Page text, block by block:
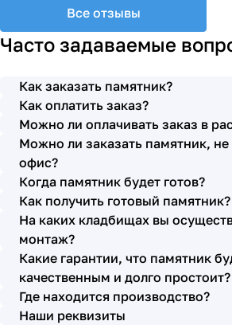
все этапы которого были
без нареканий с нашей стороны,
просьбы учтены. В первое наше
бригада Головачёва Владимира.
раз я поросила, если можно, то
бригаду. Мне пошли на встречу,
работают спокойно, но в тоже
всю технологию, работаю слаженно
качественно. Я присутствовала при
ребят это нисколько не смутило.
Елена Николаевна, ответили на все
которые возникли в процессе.
Выражаю благодарность от имени
семьи за выполнение заказа в срок
качественно. К руководству
возможности премировать
Все отзывы
Часто задаваемые
Как заказать памятник?
Как оплатить заказ?
Можно ли оплачивать заказ в
Можно ли заказать памятник,
офис?
Когда памятник будет готов?
Как получить готовый памятник?
На каких кладбищах вы
монтаж?
Какие гарантии, что памятник
качественным и долго простоит?
Где находится производство?
Наши реквизиты